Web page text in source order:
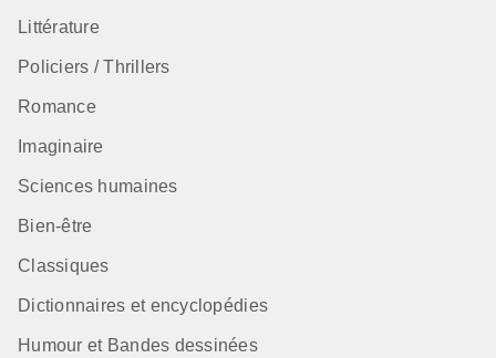
Littérature
Policiers / Thrillers
Romance
Imaginaire
Sciences humaines
Bien-être
Classiques
Dictionnaires et encyclopédies
Humour et Bandes dessinées